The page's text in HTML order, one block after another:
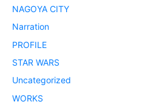
NAGOYA CITY
Narration
PROFILE
STAR WARS
Uncategorized
WORKS